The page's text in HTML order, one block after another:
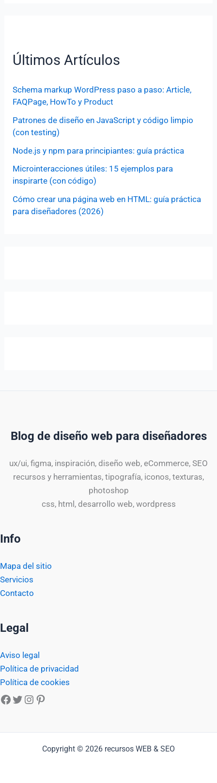
Últimos Artículos
Schema markup WordPress paso a paso: Article,
FAQPage, HowTo y Product
Patrones de diseño en JavaScript y código limpio
(con testing)
Node.js y npm para principiantes: guía práctica
Microinteracciones útiles: 15 ejemplos para
inspirarte (con código)
Cómo crear una página web en HTML: guía práctica
para diseñadores (2026)
Blog de diseño web para diseñadores
ux/ui, figma, inspiración, diseño web, eCommerce, SEO
recursos y herramientas, tipografía, iconos, texturas,
photoshop
css, html, desarrollo web, wordpress
Info
Mapa del sitio
Servicios
Contacto
Legal
Aviso legal
Política de privacidad
Política de cookies
Facebook
Twitter
Instagram
Pinterest
Copyright © 2026 recursos WEB & SEO